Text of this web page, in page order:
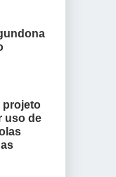
projeto
uso de